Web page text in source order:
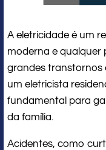
A eletricidade é um
moderna e qualquer
grandes transtornos
um eletricista
fundamental para
da família.
Acidentes, como